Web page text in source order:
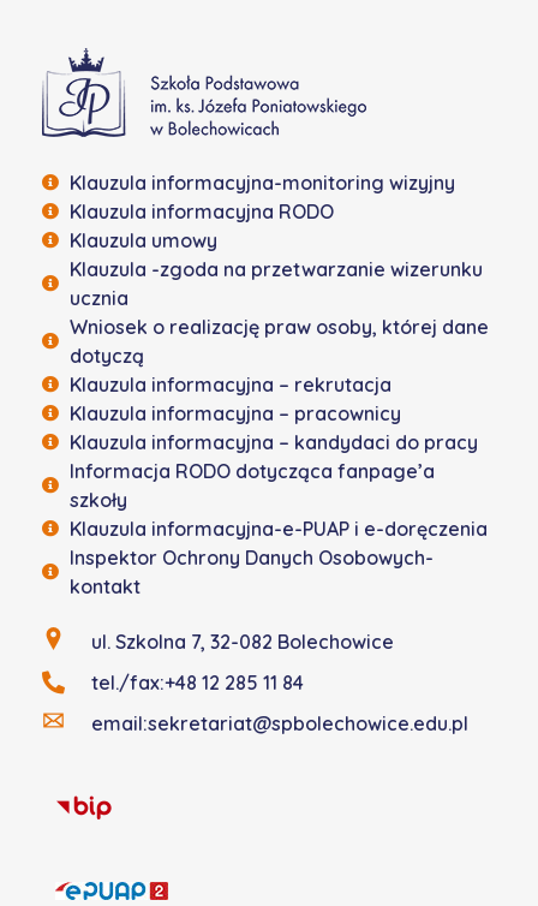
Klauzula informacyjna-monitoring wizyjny
Klauzula informacyjna RODO
Klauzula umowy
Klauzula -zgoda na przetwarzanie wizerunku
ucznia
Wniosek o realizację praw osoby, której dane
dotyczą
Klauzula informacyjna – rekrutacja
Klauzula informacyjna – pracownicy
Klauzula informacyjna – kandydaci do pracy
Informacja RODO dotycząca fanpage’a
szkoły
Klauzula informacyjna-e-PUAP i e-doręczenia
Inspektor Ochrony Danych Osobowych-
kontakt
ul. Szkolna 7, 32-082 Bolechowice
tel./fax:+48 12 285 11 84
email:sekretariat@spbolechowice.edu.pl